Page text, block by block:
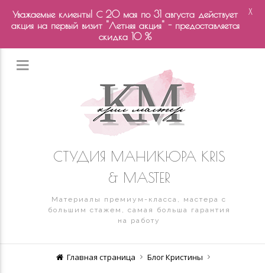
СТУДИЯ МАНИКЮРА KRIS
& MASTER
Материалы премиум-класса, мастера с
большим стажем, самая больша гарантия
на работу
Главная страница Блог Кристины
Уважаемые клиенты! С 20 мая по 31 августа действует
акция на первый визит "Летняя акция" - предоставляется
скидка 10 %
X